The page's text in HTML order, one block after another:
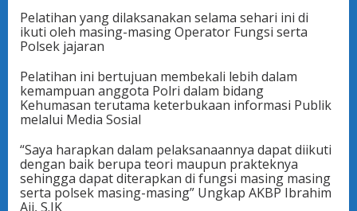
Pelatihan yang dilaksanakan selama sehari ini di
ikuti oleh masing-masing Operator Fungsi serta
Polsek jajaran
Pelatihan ini bertujuan membekali lebih dalam
kemampuan anggota Polri dalam bidang
Kehumasan terutama keterbukaan informasi Publik
melalui Media Sosial
“Saya harapkan dalam pelaksanaannya dapat diikuti
dengan baik berupa teori maupun prakteknya
sehingga dapat diterapkan di fungsi masing masing
serta polsek masing-masing” Ungkap AKBP Ibrahim
Aji, S.IK